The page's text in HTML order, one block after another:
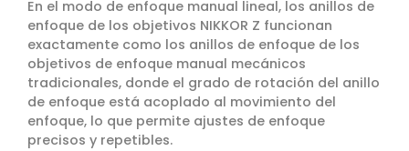
En el modo de enfoque manual lineal, los anillos de
enfoque de los objetivos NIKKOR Z funcionan
exactamente como los anillos de enfoque de los
objetivos de enfoque manual mecánicos
tradicionales, donde el grado de rotación del anillo
de enfoque está acoplado al movimiento del
enfoque, lo que permite ajustes de enfoque
precisos y repetibles.